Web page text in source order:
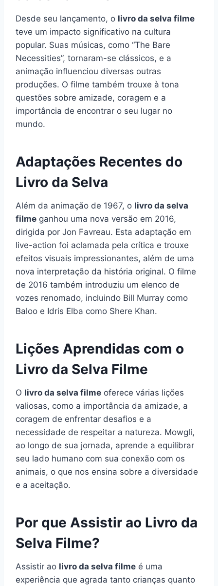
Desde seu lançamento, o livro da selva filme
teve um impacto significativo na cultura
popular. Suas músicas, como “The Bare
Necessities”, tornaram-se clássicos, e a
animação influenciou diversas outras
produções. O filme também trouxe à tona
questões sobre amizade, coragem e a
importância de encontrar o seu lugar no
mundo.
Adaptações Recentes do
Livro da Selva
Além da animação de 1967, o livro da selva
filme ganhou uma nova versão em 2016,
dirigida por Jon Favreau. Esta adaptação em
live-action foi aclamada pela crítica e trouxe
efeitos visuais impressionantes, além de uma
nova interpretação da história original. O filme
de 2016 também introduziu um elenco de
vozes renomado, incluindo Bill Murray como
Baloo e Idris Elba como Shere Khan.
Lições Aprendidas com o
Livro da Selva Filme
O livro da selva filme oferece várias lições
valiosas, como a importância da amizade, a
coragem de enfrentar desafios e a
necessidade de respeitar a natureza. Mowgli,
ao longo de sua jornada, aprende a equilibrar
seu lado humano com sua conexão com os
animais, o que nos ensina sobre a diversidade
e a aceitação.
Por que Assistir ao Livro da
Selva Filme?
Assistir ao livro da selva filme é uma
experiência que agrada tanto crianças quanto